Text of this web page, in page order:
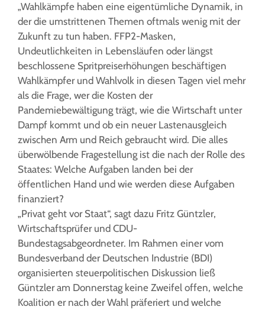
„Wahlkämpfe haben eine eigentümliche Dynamik, in
der die umstrittenen Themen oftmals wenig mit der
Zukunft zu tun haben. FFP2-Masken,
Undeutlichkeiten in Lebensläufen oder längst
beschlossene Spritpreiserhöhungen beschäftigen
Wahlkämpfer und Wahlvolk in diesen Tagen viel mehr
als die Frage, wer die Kosten der
Pandemiebewältigung trägt, wie die Wirtschaft unter
Dampf kommt und ob ein neuer Lastenausgleich
zwischen Arm und Reich gebraucht wird. Die alles
überwölbende Fragestellung ist die nach der Rolle des
Staates: Welche Aufgaben landen bei der
öffentlichen Hand und wie werden diese Aufgaben
finanziert?
„Privat geht vor Staat“, sagt dazu Fritz Güntzler,
Wirtschaftsprüfer und CDU-
Bundestagsabgeordneter. Im Rahmen einer vom
Bundesverband der Deutschen Industrie (BDI)
organisierten steuerpolitischen Diskussion ließ
Güntzler am Donnerstag keine Zweifel offen, welche
Koalition er nach der Wahl präferiert und welche